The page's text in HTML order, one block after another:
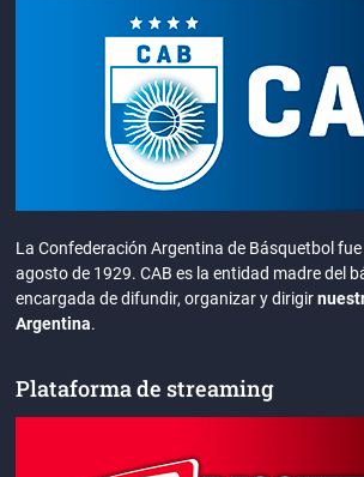
La Confederación Argentina de Básquetbol
agosto de 1929. CAB es la entidad madre del
encargada de difundir, organizar y dirigir
Argentina.
Plataforma de streaming